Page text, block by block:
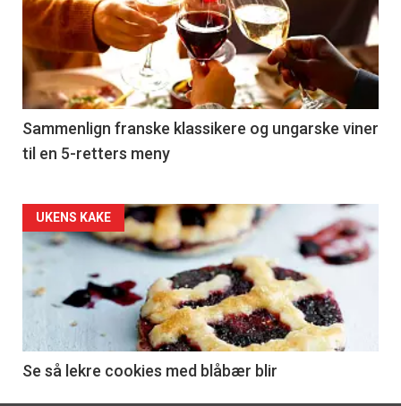
akkurat
nå
-
5
Sammenlign franske klassikere og ungarske viner
til en 5-retters meny
Forsiden
akkurat
nå
6
UKENS KAKE
Se så lekre cookies med blåbær blir